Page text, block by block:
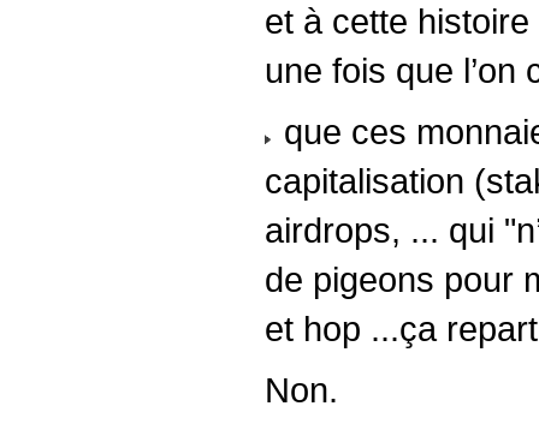
et à cette
une fois que l’on
que ces
capitalisation
airdrops, ... qui
de pigeons pour
et hop ...ça
Non.